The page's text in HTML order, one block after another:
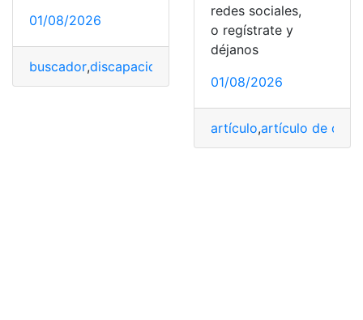
01/08/2026
buscador,discapacidad
redes sociales,
o regístrate y
déjanos
01/08/2026
artículo,artículo de